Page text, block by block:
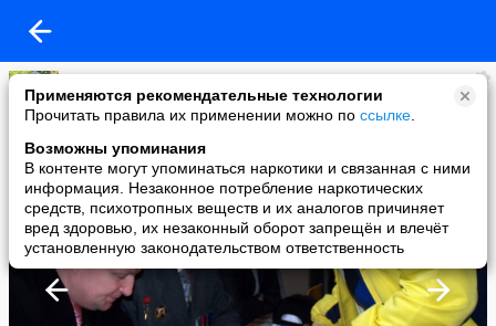
Применяются рекомендательные технологии
Прочитать правила их применении можно по ссылке
Возможны упоминания
В контенте могут упоминаться наркотики и связанная с ними
информация. Незаконное потребление наркотических
средств, психотропных веществ и их аналогов причиняет
вред здоровью, их незаконный оборот запрещён и влечёт
установленную законодательством ответственность
WWW.AFGHAN-YAR.MSK.RU
added a photo
22 Feb в 20:37